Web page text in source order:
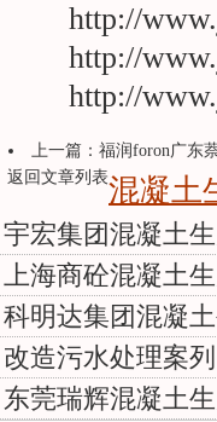
http://
http://
http://
上一篇： 福润foron广东
返回文章列表混凝土
宇宏集团混凝土
上海商砼混凝土
科明达集团混凝
改造污水处理案列
东莞瑞辉混凝土